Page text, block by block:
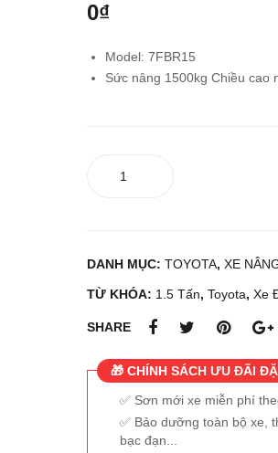
0₫
Model: 7FBR15
Sức nâng 1500kg Chiều cao
Toyota
7FBR15
lượng
DANH MỤC: TOYOTA, XE
TỪ KHÓA: 1.5 Tấn, Toyota, Xe
SHARE
🎁 CHÍNH SÁCH ƯU ĐÃI
Sơn mới xe miễn phí
Bảo dưỡng toàn bộ xe,
bạc đạn...